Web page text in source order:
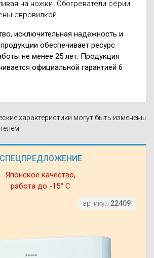
СПЕЦПРЕДЛОЖЕНИЕ
Японское качество,
работа до -15° С
артикул 22409
на ножки. Обогреватели серии
евровилкой.
исключительная надежность и
обеспечивает ресурс
не менее 25 лет. Продукция
официальной гарантией 6
характеристики могут быть изменены